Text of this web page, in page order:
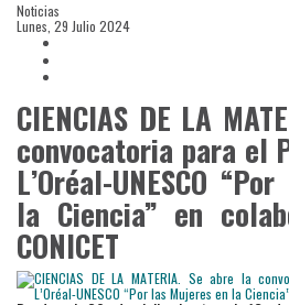
Noticias
Lunes, 29 Julio 2024
CIENCIAS DE LA
convocatoria para el
L’Oréal-UNESCO
la Ciencia” en
CONICET